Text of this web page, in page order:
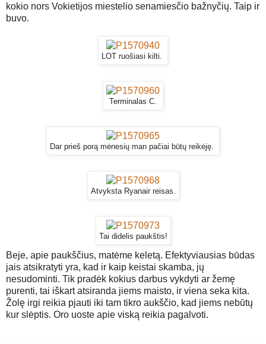
kokio nors Vokietijos miestelio senamiesčio bažnyčių. Taip ir
buvo.
LOT ruošiasi kilti.
Terminalas C.
Dar prieš porą mėnesių man pačiai būtų reikėję.
Atvyksta Ryanair reisas.
Tai didelis paukštis!
Beje, apie paukščius, matėme keletą. Efektyviausias būdas
jais atsikratyti yra, kad ir kaip keistai skamba, jų
nesudominti. Tik pradėk kokius darbus vykdyti ar žemę
purenti, tai iškart atsiranda jiems maisto, ir viena seka kita.
Žolę irgi reikia pjauti iki tam tikro aukščio, kad jiems nebūtų
kur slėptis. Oro uoste apie viską reikia pagalvoti.